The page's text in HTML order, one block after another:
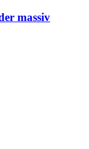
massiv